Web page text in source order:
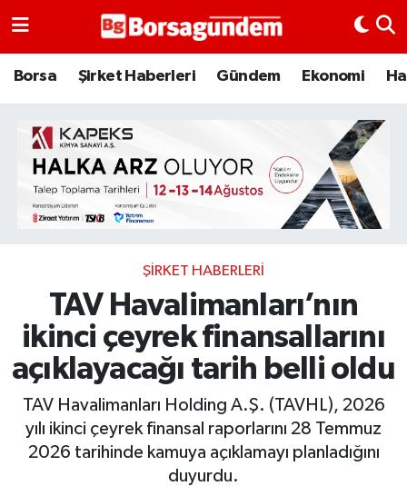
Borsa Şirket Haberleri Gündem Ekonomi
ŞIRKET HABERLERI
TAV Havalimanları’nın
ikinci çeyrek finansallarını
açıklayacağı tarih belli oldu
TAV Havalimanları Holding A.Ş. (TAVHL), 2026
yılı ikinci çeyrek finansal raporlarını 28 Temmuz
2026 tarihinde kamuya açıklamayı planladığını
duyurdu.
Borsa
Emtia
Galeri
Bitcoin
Şirket Haberleri
BIST 100 Isı Haritası